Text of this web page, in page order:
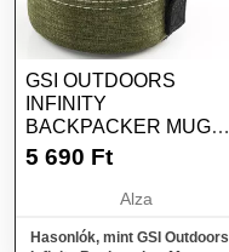
GSI OUTDOORS
INFINITY
BACKPACKER MUG
550ML GREEN
5 690 Ft
Alza
Hasonlók, mint GSI Outdoors